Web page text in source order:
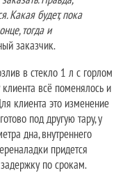
Какая будет, пока
тогда и
заказчик.
в стекло 1 л с горлом
всё поменялось и
клиента это изменение
под другую тару, у
дна, внутреннего
придется
по срокам.